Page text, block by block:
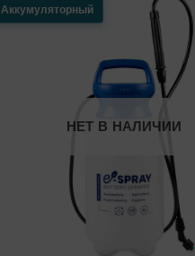
Аккумуляторный
НЕТ В НАЛИЧИИ